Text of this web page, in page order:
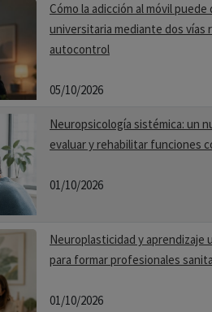
Cómo la adicción al móvil
universitaria mediante dos vías
autocontrol
05/10/2026
Neuropsicología sistémica: un
evaluar y rehabilitar funciones
01/10/2026
Neuroplasticidad y aprendizaje
para formar profesionales
01/10/2026